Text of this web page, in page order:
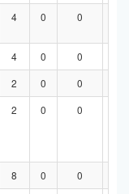
4 0 0
4 0 0
2 0 0
2 0 0
8 0 0